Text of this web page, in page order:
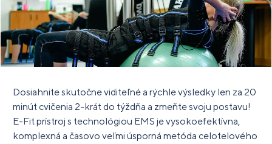
Dosiahnite skutočne viditeľné a rýchle výsledky len za 20
minút cvičenia 2-krát do týždňa a zmeňte svoju postavu!
E-Fit prístroj s technológiou EMS je vysokoefektívna,
komplexná a časovo veľmi úsporná metóda celotelového